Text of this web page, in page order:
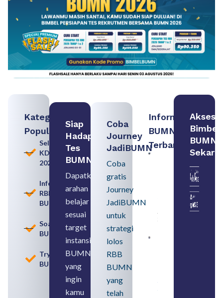
Kategori
Populer
Seleksi
KDKMP
2026
Informasi
RBB
BUMN
Soal
BUMN
Tryout
BUMN
Siap
Hadapi
Tes
BUMN
Dapatkan
arahan
belajar
sesuai
target
instansi
BUMN
yang
ingin
kamu
Coba
Journey
JadiBUMN
Coba
gratis
Journey
JadiBUMN
untuk
strategi
lolos
RBB
BUMN
yang
telah
Informasi
BUMN
Terbaru:
Pengertian,
Perbedaan,
serta Jenis
August 6,
SMA
Syarat,
Akses
Bimbel
BUMN